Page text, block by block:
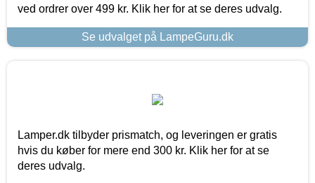
ved ordrer over 499 kr. Klik her for at se deres udvalg.
Se udvalget på LampeGuru.dk
Lamper.dk tilbyder prismatch, og leveringen er gratis
hvis du køber for mere end 300 kr. Klik her for at se
deres udvalg.